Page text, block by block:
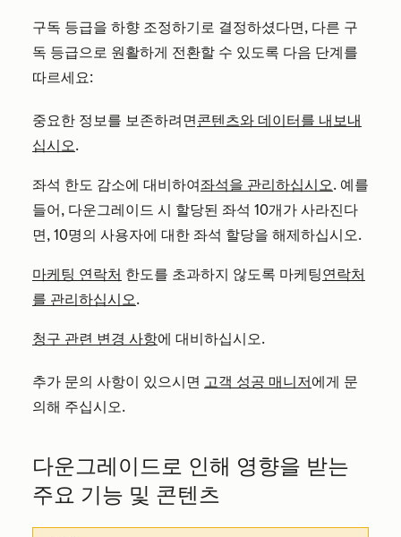
구독 등급을 하향 조정하기로 결정하셨다면, 다른 구
독 등급으로 원활하게 전환할 수 있도록 다음 단계를
따르세요:
중요한 정보를 보존하려면콘텐츠와 데이터를 내보내
십시오.
좌석 한도 감소에 대비하여좌석을 관리하십시오. 예를
들어, 다운그레이드 시 할당된 좌석 10개가 사라진다
면, 10명의 사용자에 대한 좌석 할당을 해제하십시오.
마케팅 연락처 한도를 초과하지 않도록 마케팅연락처
를 관리하십시오.
청구 관련 변경 사항에 대비하십시오.
추가 문의 사항이 있으시면 고객 성공 매니저에게 문
의해 주십시오.
다운그레이드로 인해 영향을 받는
주요 기능 및 콘텐츠